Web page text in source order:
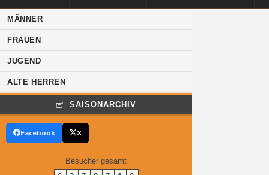
MÄNNER
FRAUEN
JUGEND
ALTE HERREN
SAISONARCHIV
Facebook X
Besucher gesamt